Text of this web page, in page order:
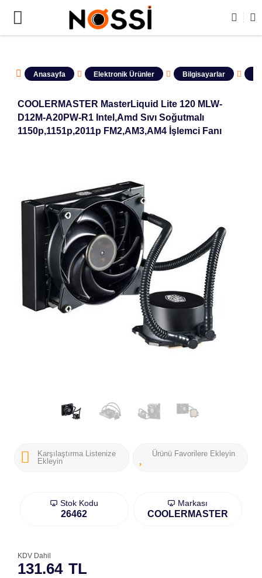
ÜRÜNLERİN TAMAMI DEMODUR
Anasayfa Elektronik Ürünler Bilgisayarlar
COOLERMASTER MasterLiquid Lite 120 MLW-
D12M-A20PW-R1 Intel,Amd Sıvı Soğutmalı
1150p,1151p,2011p FM2,AM3,AM4 İşlemci Fanı
Karşılaştırma Listenize
Ekleyin
Ürünü Favorilere Ekleyin
Stok Kodu
26462
Markası
COOLERMASTER
131.64 TL
KDV Dahil